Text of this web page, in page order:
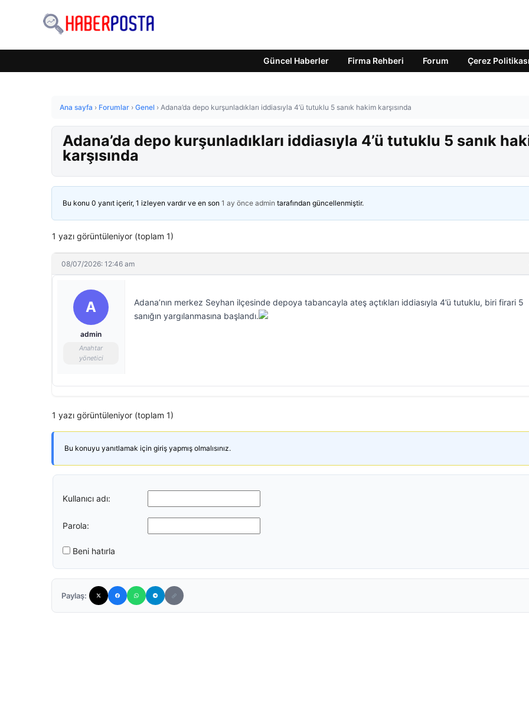
Güncel Haberler Firma Rehberi Forum Çerez Politikası
Ana sayfa › Forumlar › Genel › Adana’da depo kurşunladıkları iddiasıyla 4’ü tutuklu 5 sanık hakim karşısında
Adana’da depo kurşunladıkları iddiasıyla 4’ü tutuklu 5 sanık
karşısında
Bu konu 0 yanıt içerir, 1 izleyen vardır ve en son 1 ay önce admin tarafından güncellenmiştir.
1 yazı görüntüleniyor (toplam 1)
08/07/2026: 12:46 am
A
admin
Anahtar
yönetici
Adana’nın merkez Seyhan ilçesinde depoya tabancayla ateş açtıkları iddiasıyla 4’ü tutuklu, biri firari 5
sanığın yargılanmasına başlandı.
1 yazı görüntüleniyor (toplam 1)
Bu konuyu yanıtlamak için giriş yapmış olmalısınız.
Kullanıcı adı:
Parola:
Beni hatırla
Paylaş: